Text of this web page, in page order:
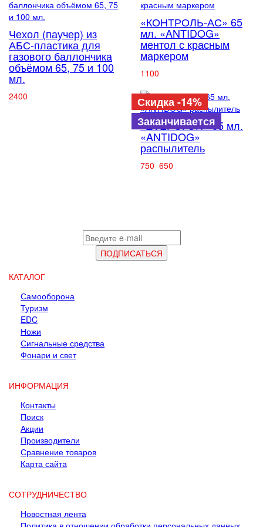
Чехол (паучер) из
АБС-пластика для
газового баллончика
объёмом 65, 75 и 100
мл.
2400
«КОНТРОЛЬ-АС» 65
мл. «ANTIDOG»
ментол с красным
маркером
1100
Скидка -14%
Заканчивается
«ZVEРОГОН» 65 мл.
«ANTIDOG»
распылитель
750 650
КАТАЛОГ
Самооборона
Туризм
EDC
Ножи
Сигнальные средства
Фонари и свет
ИНФОРМАЦИЯ
Контакты
Поиск
Акции
Производители
Сравнение товаров
Карта сайта
СОТРУДНИЧЕСТВО
Новостная лента